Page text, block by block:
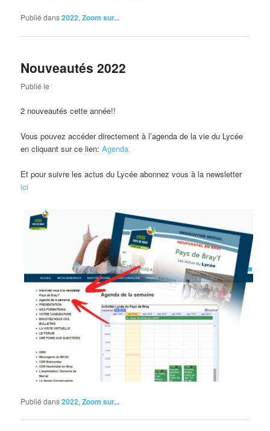
Publié dans2022,Zoom sur...
Nouveautés 2022
Publié le
2 nouveautés cette année!!
Vous pouvez accéder directement à l’agenda de la vie du Lycée
en cliquant sur ce lien:Agenda
Et pour suivre les actus du Lycée abonnez vous à la newsletter
ici
Publié dans2022,Zoom sur...